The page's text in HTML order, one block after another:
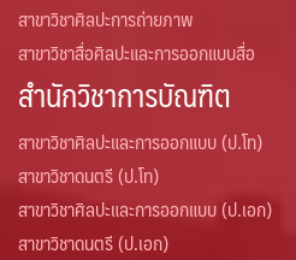
สาขาวิชาศิลปะการถ่ายภาพ
สาขาวิชาสื่อศิลปะและการออกแบบสื่อ
สำนักวิชาการบัณฑิต
สาขาวิชาศิลปะและการออกแบบ (ป.โท)
สาขาวิชาดนตรี (ป.โท)
สาขาวิชาศิลปะและการออกแบบ (ป.เอก)
สาขาวิชาดนตรี (ป.เอก)